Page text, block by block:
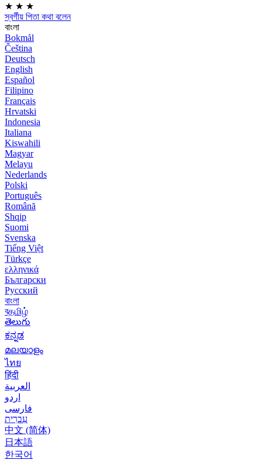
★ ★ ★
স্বর্গীয় পিতা কথা বলেন
বাংলা
Bokmål
Čeština
Deutsch
English
Español
Filipino
Français
Hrvatski
Indonesia
Italiana
Kiswahili
Magyar
Melayu
Nederlands
Polski
Português
Română
Shqip
Suomi
Svenska
Tiếng Việt
Türkçe
ελληνικά
Български
Русский
বাংলা
বதமிழ்
తెలుగు
ಕನ್ನಡ
മലയാളം
ไทย
हिंदी
العربية
اردو
فارسی
עִברִית
中文 (简体)
日本語
한국어